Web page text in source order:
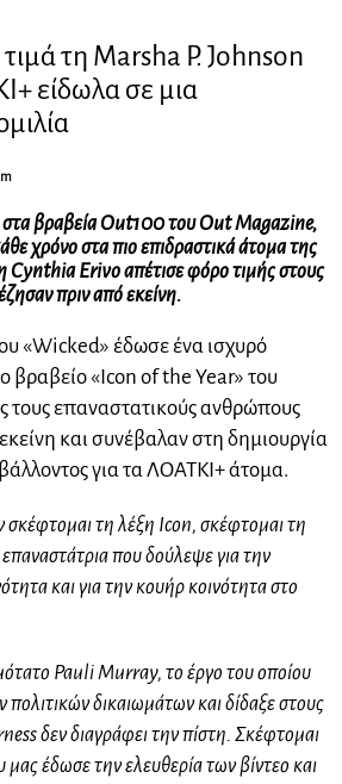
τη Marsha P. Johnson
είδωλα σε μια
βραβεία Out100 του Out Magazine,
χρόνο στα πιο επιδραστικά άτομα της
Cynthia Erivo απέτισε φόρο τιμής στους
πριν από εκείνη.
«Wicked» έδωσε ένα ισχυρό
βραβείο «Icon of the Year» του
τους επαναστατικούς ανθρώπους
και συνέβαλαν στη δημιουργία
για τα ΛΟΑΤΚΙ+ άτομα.
σκέφτομαι τη λέξη Icon, σκέφτομαι τη
που δούλεψε για την
και για την κουήρ κοινότητα στο
Pauli Murray, το έργο του οποίου
δικαιωμάτων και δίδαξε στους
δεν διαγράφει την πίστη. Σκέφτομαι
έδωσε την ελευθερία των βίντεο και